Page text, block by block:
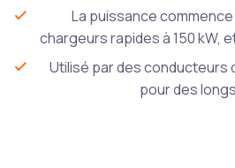
La puissance commence
chargeurs rapides à 150 kW,
Utilisé par des conducteurs
pour des